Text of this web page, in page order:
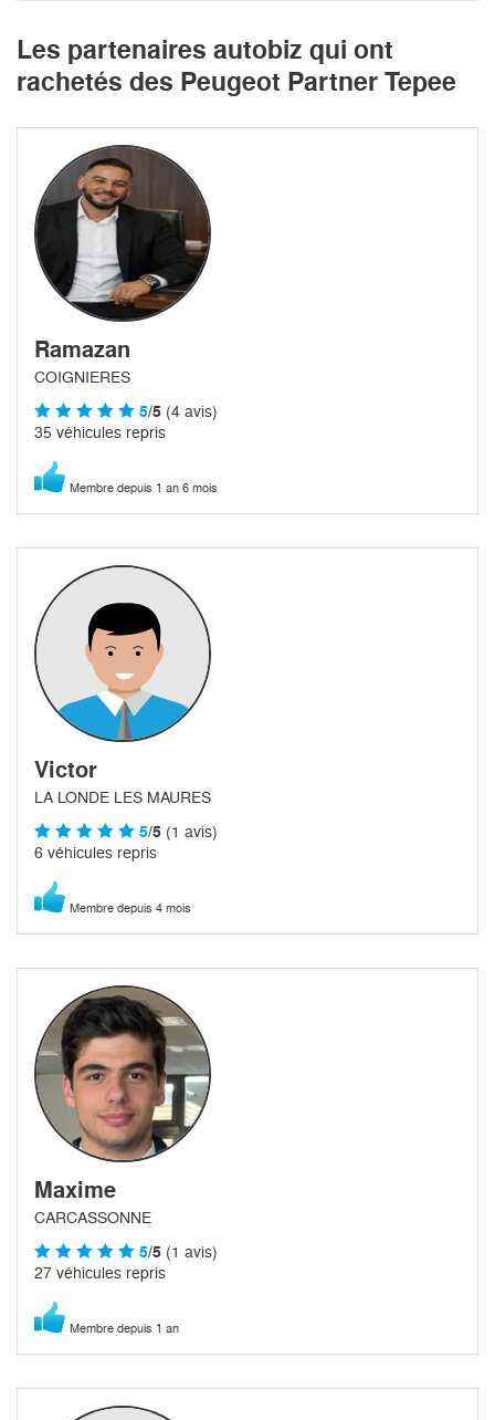
Les partenaires autobiz qui ont
rachetés des Peugeot Partner Tepee
Ramazan
COIGNIERES
5/5 (4 avis)
35 véhicules repris
Membre depuis 1 an 6 mois
Victor
LA LONDE LES MAURES
5/5 (1 avis)
6 véhicules repris
Membre depuis 4 mois
Maxime
CARCASSONNE
5/5 (1 avis)
27 véhicules repris
Membre depuis 1 an